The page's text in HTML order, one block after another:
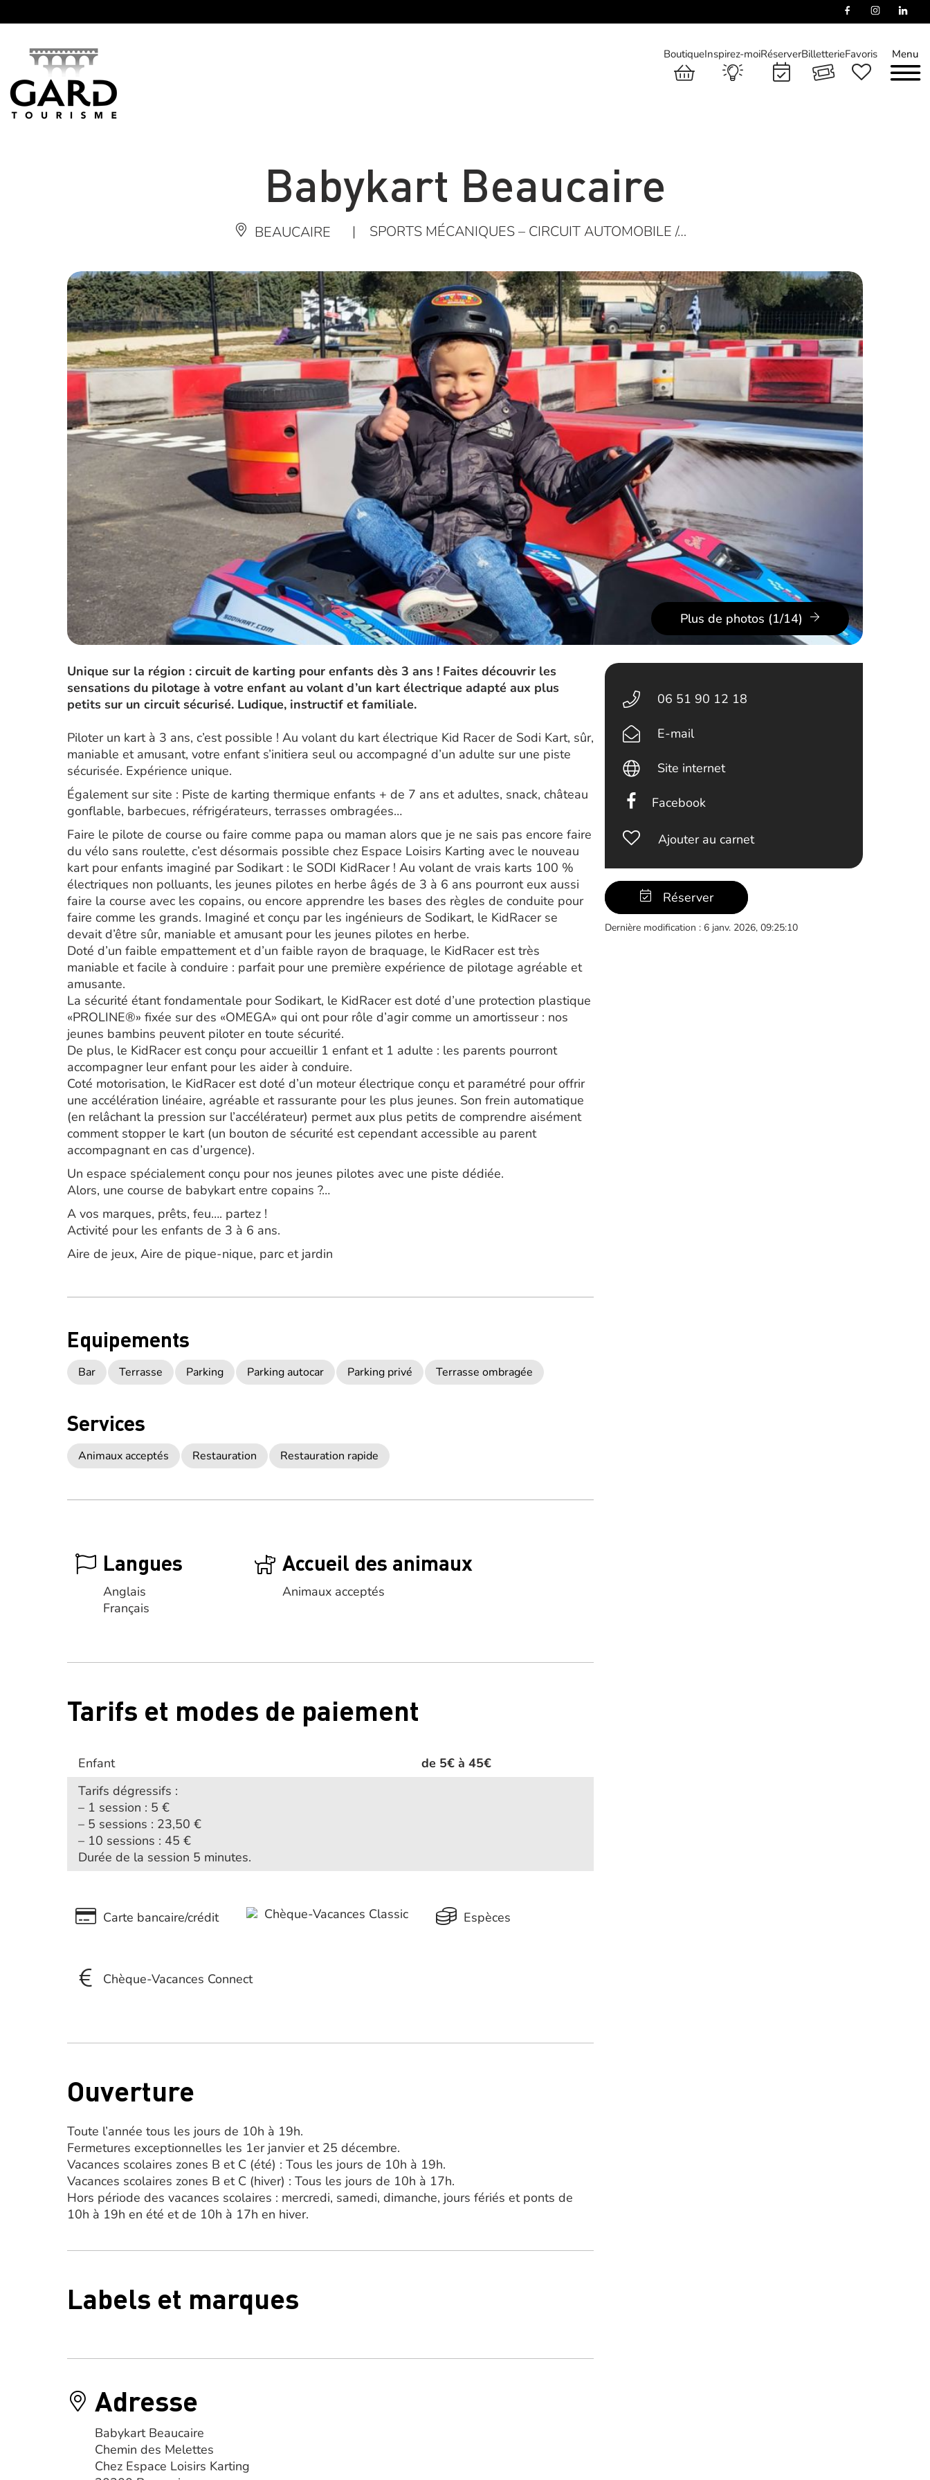
Menu
BoutiqueInspirez-moiRéserverBilletterieFavoris
Babykart Beaucaire
BEAUCAIRE | SPORTS MÉCANIQUES – CIRCUIT AUTOMOBILE /…
Plus de photos (1/14)
Unique sur la région : circuit de karting pour enfants dès 3 ans ! Faites découvrir les
sensations du pilotage à votre enfant au volant d’un kart électrique adapté aux plus
petits sur un circuit sécurisé. Ludique, instructif et familiale.
Piloter un kart à 3 ans, c’est possible ! Au volant du kart électrique Kid Racer de Sodi Kart, sûr,
maniable et amusant, votre enfant s’initiera seul ou accompagné d’un adulte sur une piste
sécurisée. Expérience unique.
Également sur site : Piste de karting thermique enfants + de 7 ans et adultes, snack, château
gonflable, barbecues, réfrigérateurs, terrasses ombragées…
Faire le pilote de course ou faire comme papa ou maman alors que je ne sais pas encore faire
du vélo sans roulette, c’est désormais possible chez Espace Loisirs Karting avec le nouveau
kart pour enfants imaginé par Sodikart : le SODI KidRacer ! Au volant de vrais karts 100 %
électriques non polluants, les jeunes pilotes en herbe âgés de 3 à 6 ans pourront eux aussi
faire la course avec les copains, ou encore apprendre les bases des règles de conduite pour
faire comme les grands. Imaginé et conçu par les ingénieurs de Sodikart, le KidRacer se
devait d’être sûr, maniable et amusant pour les jeunes pilotes en herbe.
Doté d’un faible empattement et d’un faible rayon de braquage, le KidRacer est très
maniable et facile à conduire : parfait pour une première expérience de pilotage agréable et
amusante.
La sécurité étant fondamentale pour Sodikart, le KidRacer est doté d’une protection plastique
«PROLINE®» fixée sur des «OMEGA» qui ont pour rôle d’agir comme un amortisseur : nos
jeunes bambins peuvent piloter en toute sécurité.
De plus, le KidRacer est conçu pour accueillir 1 enfant et 1 adulte : les parents pourront
accompagner leur enfant pour les aider à conduire.
Coté motorisation, le KidRacer est doté d’un moteur électrique conçu et paramétré pour offrir
une accélération linéaire, agréable et rassurante pour les plus jeunes. Son frein automatique
(en relâchant la pression sur l’accélérateur) permet aux plus petits de comprendre aisément
comment stopper le kart (un bouton de sécurité est cependant accessible au parent
accompagnant en cas d’urgence).
Un espace spécialement conçu pour nos jeunes pilotes avec une piste dédiée.
Alors, une course de babykart entre copains ?…
A vos marques, prêts, feu…. partez !
Activité pour les enfants de 3 à 6 ans.
Aire de jeux, Aire de pique-nique, parc et jardin
Equipements
Bar Terrasse Parking Parking autocar Parking privé Terrasse ombragée
Services
Animaux acceptés Restauration Restauration rapide
Langues
Anglais
Français
Accueil des animaux
Animaux acceptés
Tarifs et modes de paiement
Enfant
de 5€ à 45€
Tarifs dégressifs :
– 1 session : 5 €
– 5 sessions : 23,50 €
– 10 sessions : 45 €
Durée de la session 5 minutes.
Carte bancaire/crédit Chèque-Vacances Classic Espèces
Chèque-Vacances Connect
Ouverture
Toute l’année tous les jours de 10h à 19h.
Fermetures exceptionnelles les 1er janvier et 25 décembre.
Vacances scolaires zones B et C (été) : Tous les jours de 10h à 19h.
Vacances scolaires zones B et C (hiver) : Tous les jours de 10h à 17h.
Hors période des vacances scolaires : mercredi, samedi, dimanche, jours fériés et ponts de
10h à 19h en été et de 10h à 17h en hiver.
Labels et marques
Adresse
Babykart Beaucaire
Chemin des Melettes
Chez Espace Loisirs Karting
06 51 90 12 18
E-mail
Site internet
Facebook
Ajouter au carnet
Réserver
Dernière modification : 6 janv. 2026, 09:25:10